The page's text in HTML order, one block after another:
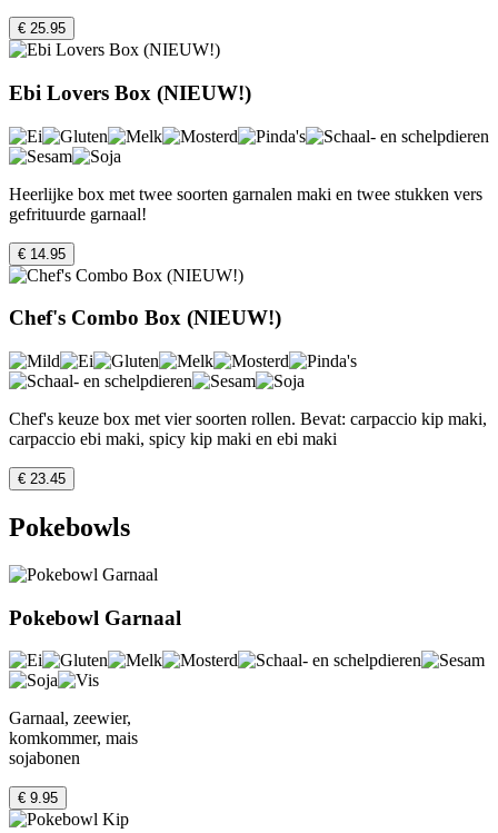
€ 25.95
Ebi Lovers Box (NIEUW!)
Heerlijke box met twee soorten garnalen maki en twee stukken vers
gefrituurde garnaal!
€ 14.95
Chef's Combo Box (NIEUW!)
Chef's keuze box met vier soorten rollen. Bevat: carpaccio kip maki,
carpaccio ebi maki, spicy kip maki en ebi maki
€ 23.45
Pokebowls
Pokebowl Garnaal
Garnaal, zeewier,
komkommer, mais
sojabonen
€ 9.95